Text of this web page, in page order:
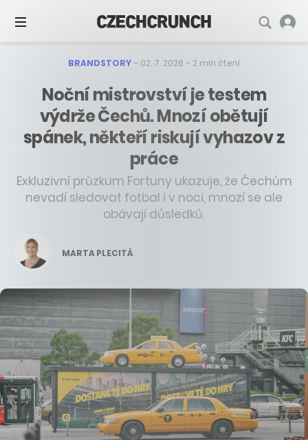
BRANDSTORY– 02. 7. 2026 – 2 min čtení
Noční mistrovství je testem
výdrže Čechů. Mnozí obětují
spánek, někteří riskují vyhazov z
práce
Exkluzivní průzkum Fortuny ukazuje, že Čechům
nevadí sledovat fotbal i v noci, mnozí se ale
obávají důsledků.
MARTA PLECITÁ